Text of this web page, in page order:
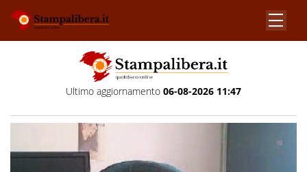
Ultimo aggiornamento 06-08-2026 11:47